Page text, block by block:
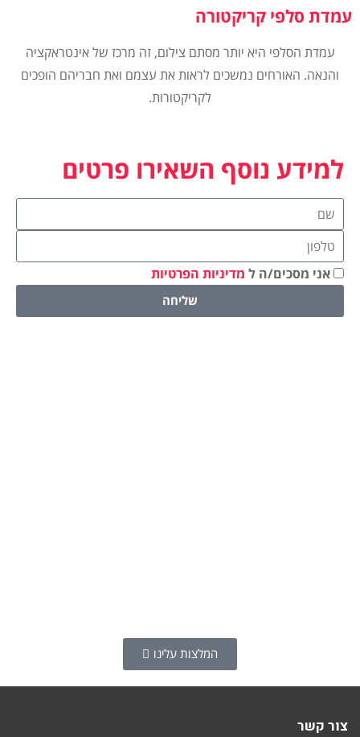
עמדת סלפי קריקטורה
עמדת הסלפי היא יותר מסתם צילום, זה מרכז של אינטראקציה
והנאה. האורחים נמשכים לראות את עצמם ואת חבריהם הופכים
לקריקטורות.
למידע נוסף השאירו פרטים
אני מסכים/ה ל מדיניות הפרטיות
שליחה
המלצות עלינו
צור קשר